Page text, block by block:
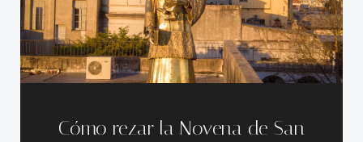
Cómo rezar la Novena de San